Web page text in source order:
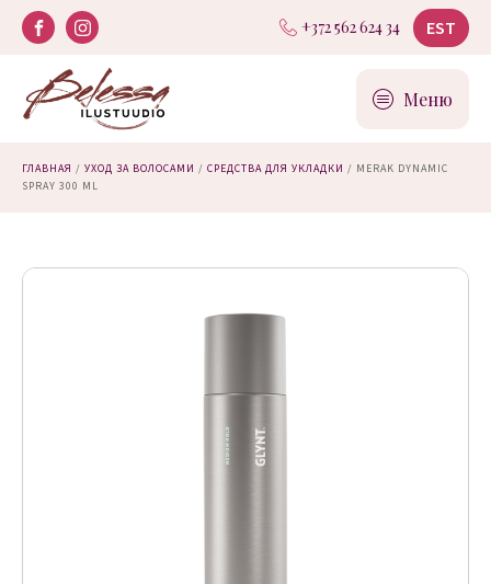
+372 562 624 34 EST
Меню
ГЛАВНАЯ / УХОД ЗА ВОЛОСАМИ / СРЕДСТВА ДЛЯ УКЛАДКИ / MERAK DYNAMIC
SPRAY 300 ML